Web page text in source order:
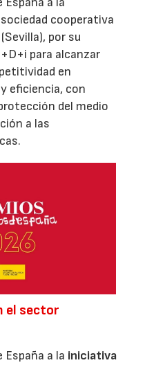
cooperativa
por su
para alcanzar
en
eficiencia, con
del medio
a las
el sector
a la iniciativa